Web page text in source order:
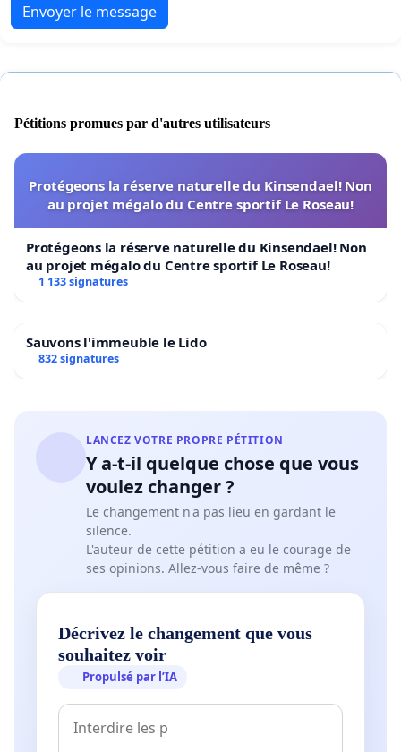
Envoyer le message
Pétitions promues par d'autres utilisateurs
Protégeons la réserve naturelle du Kinsendael! Non
au projet mégalo du Centre sportif Le Roseau!
Protégeons la réserve naturelle du Kinsendael! Non
au projet mégalo du Centre sportif Le Roseau!
1 133 signatures
Sauvons l'immeuble le Lido
832 signatures
LANCEZ VOTRE PROPRE PÉTITION
Y a-t-il quelque chose que vous
voulez changer ?
Le changement n'a pas lieu en gardant le
silence.
L'auteur de cette pétition a eu le courage de
ses opinions. Allez-vous faire de même ?
Décrivez le changement que vous
souhaitez voir
Propulsé par l’IA